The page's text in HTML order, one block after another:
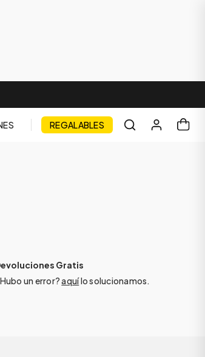
REGALABLES
Gratis
un error?aquílo solucionamos.